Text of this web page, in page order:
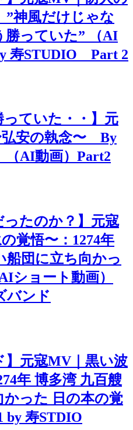
神風だけじゃな
勝っていた” （AI
寿STUDIO Part 2
っていた・・】元
弘安の執念〜 By
AI動画）Part2
ったのか？】元寇
覚悟〜：1274年
船団に立ち向かっ
ョート動画）
バンド
】元寇MV｜黒い波
年 博多湾 九百艘
った 日の本の覚
寿STDIO